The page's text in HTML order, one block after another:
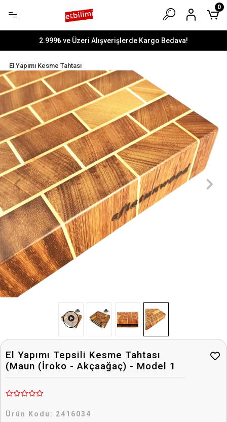
2.999₺ ve Üzeri Alışverişlerde Kargo Bedava!
0
El Yapımı Kesme Tahtası
El Yapımı Tepsili Kesme Tahtası
(Maun (İroko - Akçaağaç) - Model 1
Ürün Kodu: 2416034